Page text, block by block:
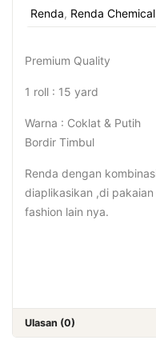
Renda, Renda Chemical
Premium Quality
1 roll : 15 yard
Warna : Coklat & Putih
Bordir Timbul
Renda dengan
diaplikasikan ,di
fashion lain nya.
Ulasan (0)